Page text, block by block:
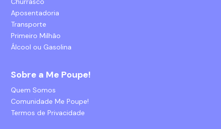
Aposentadoria
Transporte
Primeiro Milhão
Álcool ou Gasolina
Sobre a Me Poupe!
Quem Somos
Comunidade Me Poupe!
Termos de Privacidade